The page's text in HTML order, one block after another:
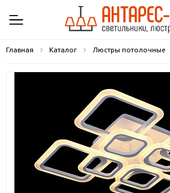
Главная Каталог Люстры потолочные